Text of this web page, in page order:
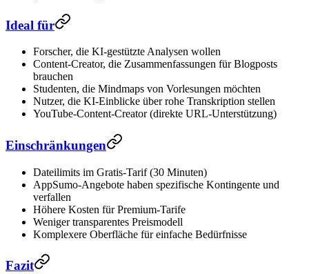
Ideal für
Forscher, die KI-gestützte Analysen wollen
Content-Creator, die Zusammenfassungen für Blogposts
brauchen
Studenten, die Mindmaps von Vorlesungen möchten
Nutzer, die KI-Einblicke über rohe Transkription stellen
YouTube-Content-Creator (direkte URL-Unterstützung)
Einschränkungen
Dateilimits im Gratis-Tarif (30 Minuten)
AppSumo-Angebote haben spezifische Kontingente und
verfallen
Höhere Kosten für Premium-Tarife
Weniger transparentes Preismodell
Komplexere Oberfläche für einfache Bedürfnisse
Fazit